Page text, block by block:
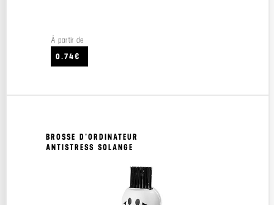
À partir de
0.74€
BROSSE D’ORDINATEUR
ANTISTRESS SOLANGE